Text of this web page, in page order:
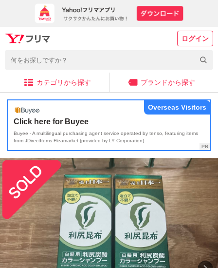
ログイン
カテゴリから探す ブランドから探す
Click here for Buyee
Buyee - A multilingual purchasing agent service operated by tenso, featuring items
from JDirectItems Fleamarket (provided by LY Corporation)
Overseas Visitors